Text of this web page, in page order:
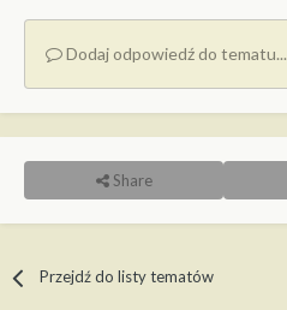
Dodaj odpowiedź do tematu...
Share
Przejdź do listy tematów